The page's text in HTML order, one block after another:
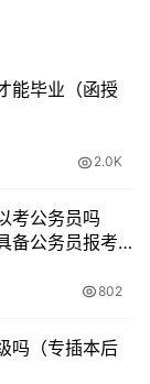
教育的重要方
职业培训则帮
23日，现仍在
能毕业（函授
2.0K
考公务员吗
备公务员报考
802
吗（专插本后